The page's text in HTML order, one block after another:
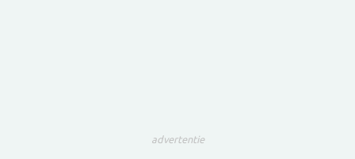
advertentie